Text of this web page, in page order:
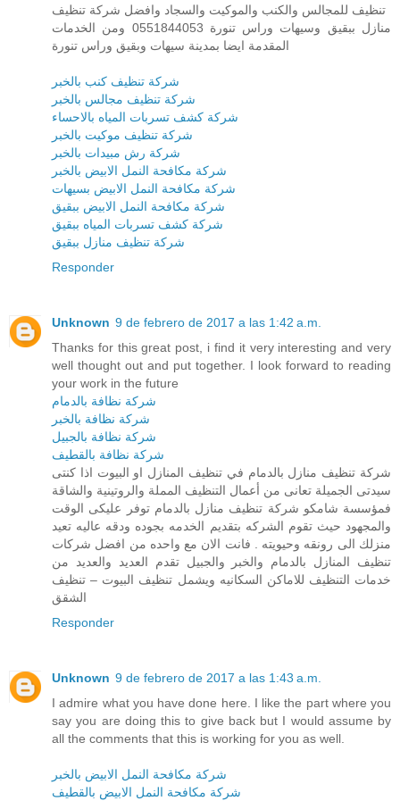
تنظيف للمجالس والكنب والموكيت والسجاد وافضل شركة تنظيف
منازل ببقيق وسيهات وراس تنورة 0551844053 ومن الخدمات
المقدمة ايضا بمدينة سيهات وبقيق وراس تنورة
شركة تنظيف كنب بالخبر
شركة تنظيف مجالس بالخبر
شركة كشف تسربات المياه بالاحساء
شركة تنظيف موكيت بالخبر
شركة رش مبيدات بالخبر
شركة مكافحة النمل الابيض بالخبر
شركة مكافحة النمل الابيض بسيهات
شركة مكافحة النمل الابيض ببقيق
شركة كشف تسربات المياه ببقيق
شركة تنظيف منازل ببقيق
Responder
Unknown 9 de febrero de 2017 a las 1:42 a.m.
Thanks for this great post, i find it very interesting and very
well thought out and put together. I look forward to reading
your work in the future
شركة نظافة بالدمام
شركة نظافة بالخبر
شركة نظافة بالجبيل
شركة نظافة بالقطيف
شركة تنظيف منازل بالدمام في تنظيف المنازل او البيوت اذا كنتى
سيدتى الجميلة تعانى من أعمال التنظيف المملة والروتينية والشاقة
فمؤسسة شامكو شركة تنظيف منازل بالدمام توفر عليكى الوقت
والمجهود حيث تقوم الشركه بتقديم الخدمه بجوده ودقه عاليه تعيد
منزلك الى رونقه وحيويته . فانت الان مع واحده من افضل شركات
تنظيف المنازل بالدمام والخبر والجبيل تقدم العديد والعديد من
خدمات التنظيف للاماكن السكانيه ويشمل تنظيف البيوت – تنظيف
الشقق
Responder
Unknown 9 de febrero de 2017 a las 1:43 a.m.
I admire what you have done here. I like the part where you
say you are doing this to give back but I would assume by
all the comments that this is working for you as well.
شركة مكافحة النمل الابيض بالخبر
شركة مكافحة النمل الابيض بالقطيف